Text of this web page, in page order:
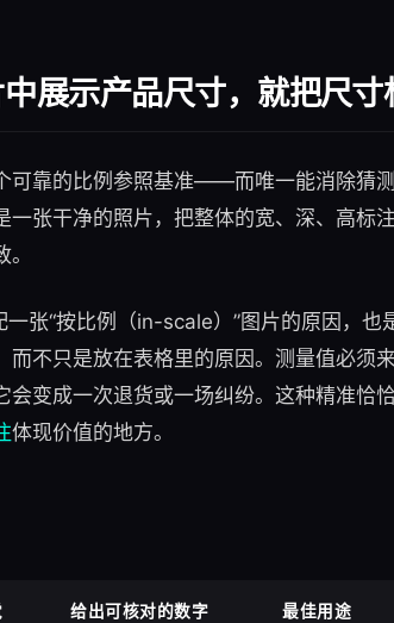
展示产品尺寸，就把尺
可靠的比例参照基准——而唯一能消除猜
张干净的照片，把整体的宽、深、高标
张“按比例（in-scale）”图片的原因，也
而不只是放在表格里的原因。测量值必
变成一次退货或一场纠纷。这种精准恰
体现价值的地方。
给出可核对的数字 最佳用途